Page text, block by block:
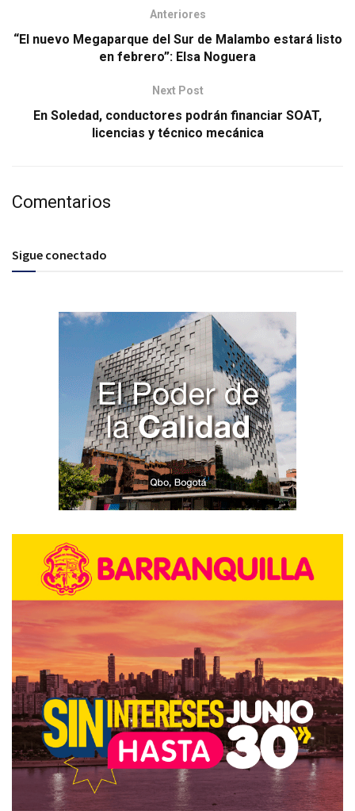
Anteriores
“El nuevo Megaparque del Sur de Malambo estará listo
en febrero”: Elsa Noguera
Next Post
En Soledad, conductores podrán financiar SOAT,
licencias y técnico mecánica
Comentarios
Sigue conectado